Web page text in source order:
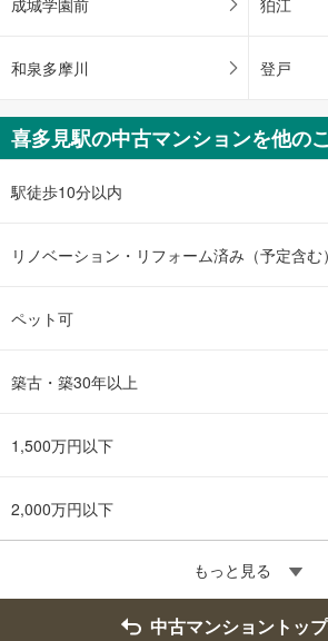
す
和泉多摩川 登戸
喜多見駅の中古マンションを他の
駅徒歩10分以内
リノベーション・リフォーム済み（予定含む）
ペット可
築古・築30年以上
1,500万円以下
2,000万円以下
もっと見る
中古マンショントッ